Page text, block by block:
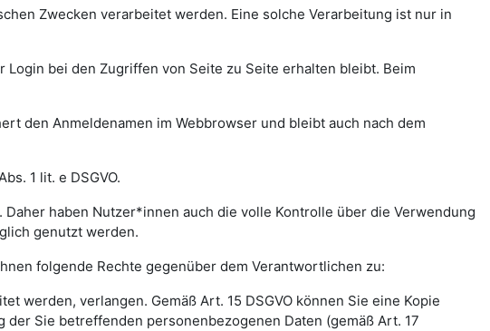
Zwecken verarbeitet werden. Eine solche Verarbeitung ist nur in
bei den Zugriffen von Seite zu Seite erhalten bleibt. Beim
den Anmeldenamen im Webbrowser und bleibt auch nach dem
1 lit. e DSGVO.
haben Nutzer*innen auch die volle Kontrolle über die Verwendung
genutzt werden.
folgende Rechte gegenüber dem Verantwortlichen zu:
werden, verlangen. Gemäß Art. 15 DSGVO können Sie eine Kopie
der Sie betreffenden personenbezogenen Daten (gemäß Art. 17